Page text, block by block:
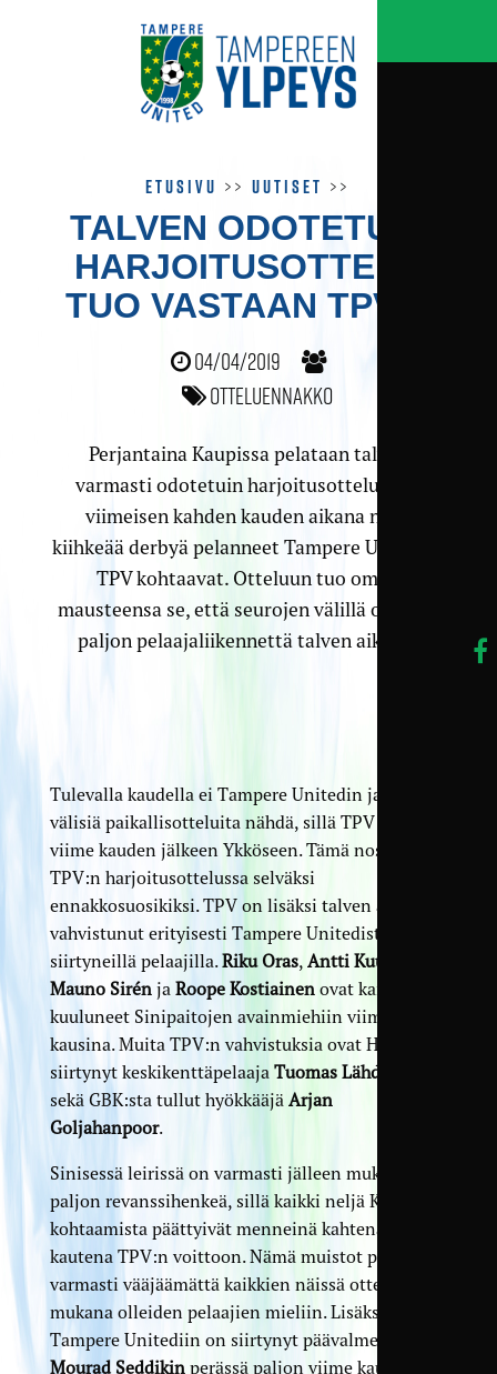
Etusivu >>Uutiset >>
TALVEN ODOTETUIN
HARJOITUS­OTTELU
TUO VASTAAN TPV:N
04/04/2019
Otteluennakko
Perjantaina Kaupissa pelataan talven
varmasti odotetuin harjoitusottelu, kun
viimeisen kahden kauden aikana neljä
kiihkeää derbyä pelanneet Tampere United ja
TPV kohtaavat. Otteluun tuo oman
mausteensa se, että seurojen välillä on ollut
paljon pelaajaliikennettä talven aikana.
Tulevalla kaudella ei Tampere Unitedin ja TPV:n
välisiä paikallisotteluita nähdä, sillä TPV nousi
viime kauden jälkeen Ykköseen. Tämä nostaa
TPV:n harjoitusottelussa selväksi
ennakkosuosikiksi. TPV on lisäksi talven aikana
vahvistunut erityisesti Tampere Unitedista
siirtyneillä pelaajilla.Riku Oras, Antti Kuusinen
Mauno Sirénja Roope Kostiainenovat kaikki
kuuluneet Sinipaitojen avainmiehiin viime
kausina. Muita TPV:n vahvistuksia ovat Hakasta
siirtynyt keskikenttäpelaaja Tuomas Lähdesmäki
sekä GBK:sta tullut hyökkääjä Arjan
Goljahanpoor.
Sinisessä leirissä on varmasti jälleen mukana
paljon revanssihenkeä, sillä kaikki neljä Kakkosen
kohtaamista päättyivät menneinä kahtena
kautena TPV:n voittoon. Nämä muistot palaavat
varmasti vääjäämättä kaikkien näissä otteluissa
mukana olleiden pelaajien mieliin. Lisäksi
Tampere Unitediin on siirtynyt päävalmentaja
Mourad Seddikinperässä paljon viime kaudella